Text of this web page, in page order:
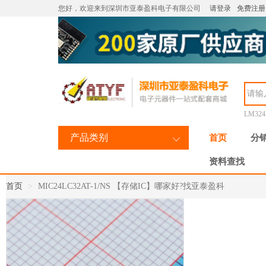
您好，欢迎来到深圳市亚泰盈科电子有限公司 请登录 免费注册
产品类别 首页 分
资料查找
首页 MIC24LC32AT-1/NS 【存储IC】哪家好?找亚泰盈科